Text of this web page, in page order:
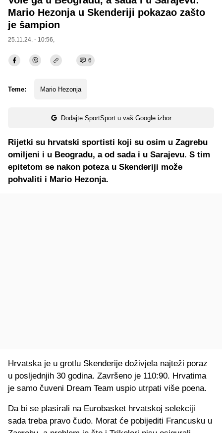
Mario Hezonja u Skenderiji pokazao zašto
je šampion
25.11.24. - 10:56,
6
Teme: Mario Hezonja
Dodajte SportSport u vaš Google izbor
Rijetki su hrvatski sportisti koji su osim u Zagrebu
omiljeni i u Beogradu, a od sada i u Sarajevu. S tim
epitetom se nakon poteza u Skenderiji može
pohvaliti i Mario Hezonja.
Hrvatska je u grotlu Skenderije doživjela najteži poraz
u posljednjih 30 godina. Završeno je 110:90. Hrvatima
je samo čuveni Dream Team uspio utrpati više poena.
Da bi se plasirali na Eurobasket hrvatskoj selekciji
sada treba pravo čudo. Morat će pobijediti Francusku u